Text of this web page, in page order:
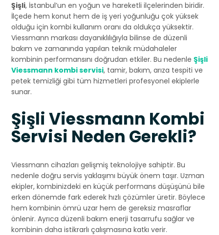
Şişli, İstanbul’un en yoğun ve hareketli ilçelerinden biridir.
İlçede hem konut hem de iş yeri yoğunluğu çok yüksek
olduğu için kombi kullanım oranı da oldukça yüksektir.
Viessmann markası dayanıklılığıyla bilinse de düzenli
bakım ve zamanında yapılan teknik müdahaleler
kombinin performansını doğrudan etkiler. Bu nedenle Şişli
Viessmann kombi servisi, tamir, bakım, arıza tespiti ve
petek temizliği gibi tüm hizmetleri profesyonel ekiplerle
sunar.
Şişli Viessmann Kombi
Servisi Neden Gerekli?
Viessmann cihazları gelişmiş teknolojiye sahiptir. Bu
nedenle doğru servis yaklaşımı büyük önem taşır. Uzman
ekipler, kombinizdeki en küçük performans düşüşünü bile
erken dönemde fark ederek hızlı çözümler üretir. Böylece
hem kombinin ömrü uzar hem de gereksiz masraflar
önlenir. Ayrıca düzenli bakım enerji tasarrufu sağlar ve
kombinin daha istikrarlı çalışmasına katkı verir.